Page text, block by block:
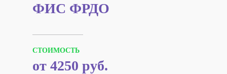
ФИС ФРДО
СТОИМОСТЬ
от 4250 руб.